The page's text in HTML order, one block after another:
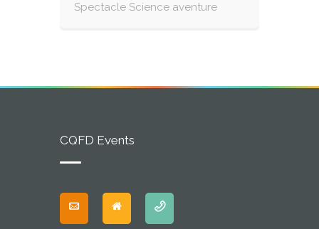
Spectacle Science aventure
CQFD Events